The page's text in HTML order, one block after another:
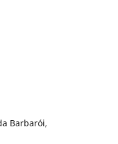
Barbarói,